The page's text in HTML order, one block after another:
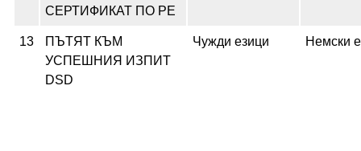
СЕРТИФИКАТ ПО РЕ
13
ПЪТЯТ КЪМ
УСПЕШНИЯ ИЗПИТ
DSD
Чужди езици Немски